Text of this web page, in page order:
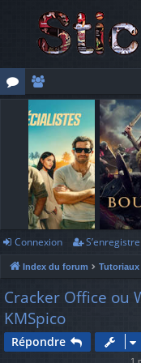
m
br
es
Connexion
Index du forum Tutoriaux
Cracker Office ou
KMSpico
Répondre